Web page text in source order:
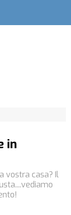
in
vostra casa? Il